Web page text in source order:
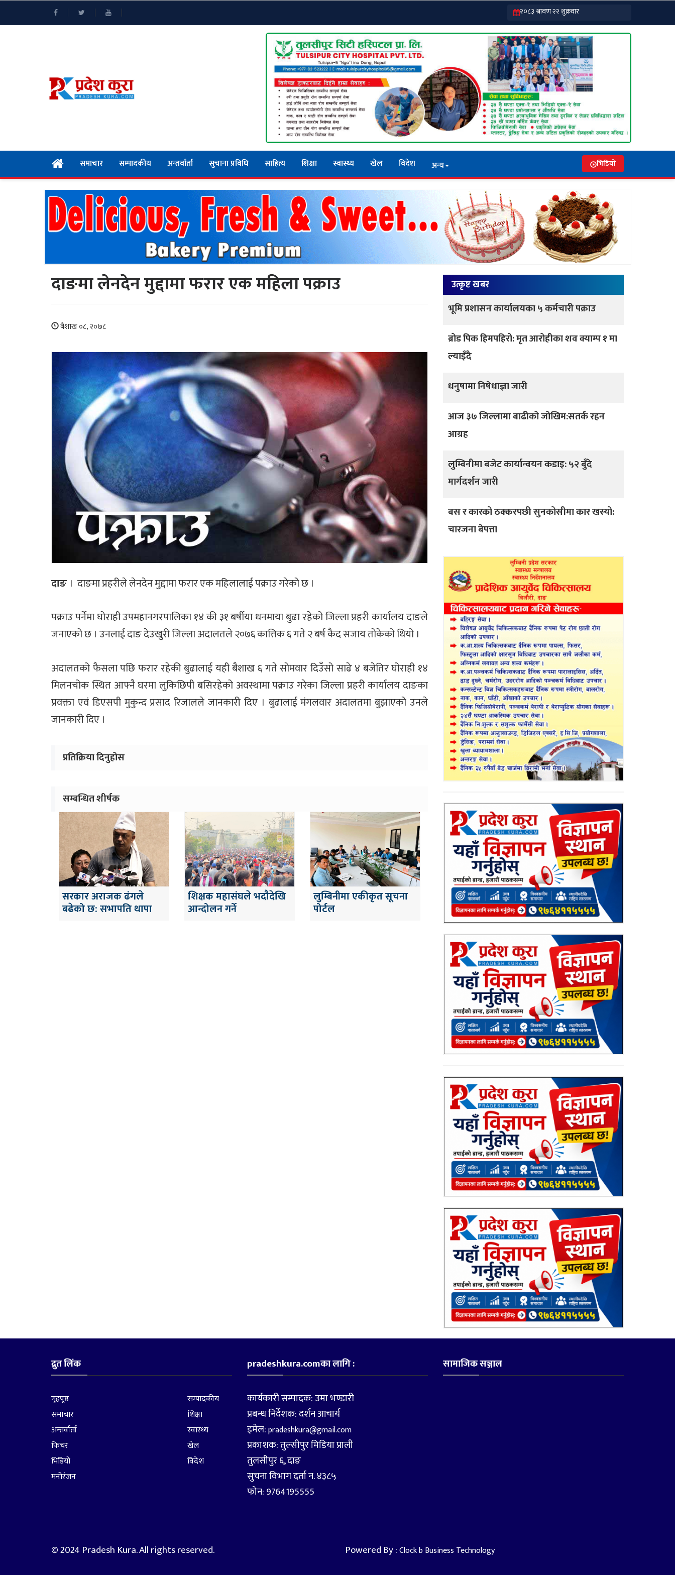
समाचार सम्पादकीय अन्तर्वार्ता सुचाना प्रविधि साहित्य शिक्षा स्वास्थ्य खेल विदेश अन्य भिडियो
दाङमा लेनदेन मुद्दामा फरार एक महिला पक्राउ
बैशाख ०८, २०७८
दाङ । दाङमा प्रहरीले लेनदेन मुद्दामा फरार एक महिलालाई पक्राउ गरेको छ ।
पक्राउ पर्नेमा घोराही उपमहानगरपालिका १४ की ३१ बर्षीया धनमाया बुढा रहेको जिल्ला प्रहरी कार्यालय दाङले
जनाएको छ । उनलाई दाङ देउखुरी जिल्ला अदालतले २०७६ कात्तिक ६ गते २ बर्ष कैद सजाय तोकेको थियो ।
अदालतको फैसला पछि फरार रहेकी बुढालाई यही बैशाख ६ गते सोमवार दिउँसो साढे ४ बजेतिर घोराही १४
मिलनचोक स्थित आफ्नै घरमा लुकिछिपी बसिरहेको अवस्थामा पक्राउ गरेका जिल्ला प्रहरी कार्यालय दाङका
प्रवक्ता एवं डिएसपी मुकुन्द प्रसाद रिजालले जानकारी दिए । बुढालाई मंगलवार अदालतमा बुझाएको उनले
जानकारी दिए ।
प्रतिक्रिया दिनुहोस
सम्बन्धित शीर्षक
सरकार अराजक ढंगले
बढेको छ: सभापति थापा
शिक्षक महासंघले भदौदेखि
आन्दोलन गर्ने
लुम्बिनीमा एकीकृत सूचना
पोर्टल
उत्कृष्ट खबर
भूमि प्रशासन कार्यालयका ५ कर्मचारी पक्राउ
ब्रोड पिक हिमपहिरो: मृत आरोहीका शव क्याम्प १ मा
ल्याइँदै
धनुषामा निषेधाज्ञा जारी
आज ३७ जिल्लामा बाढीको जोखिम:सतर्क रहन
आग्रह
लुम्बिनीमा बजेट कार्यान्वयन कडाइ: ५२ बुँदे
मार्गदर्शन जारी
बस र कारको ठक्करपछी सुनकोसीमा कार खस्यो:
चारजना बेपत्ता
द्रुत लिंक
गृहपृष्ठ
समाचार
अन्तर्वार्ता
फिचर
भिडियो
मनोरंजन
सम्पादकीय
शिक्षा
स्वास्थ्य
खेल
विदेश
pradeshkura.comका लागि :
कार्यकारी सम्पादक: उमा भण्डारी
प्रबन्ध निर्देशक: दर्शन आचार्य
इमेल:pradeshkura@gmail.com
प्रकाशक: तुल्सीपुर मिडिया प्राली
तुलसीपुर ६, दाङ
सुचना विभाग दर्ता न. ४३८५
फोन: 9764195555
सामाजिक सञ्जाल
© 2024 Pradesh Kura. All rights reserved. Powered By :Clock b Business Technology